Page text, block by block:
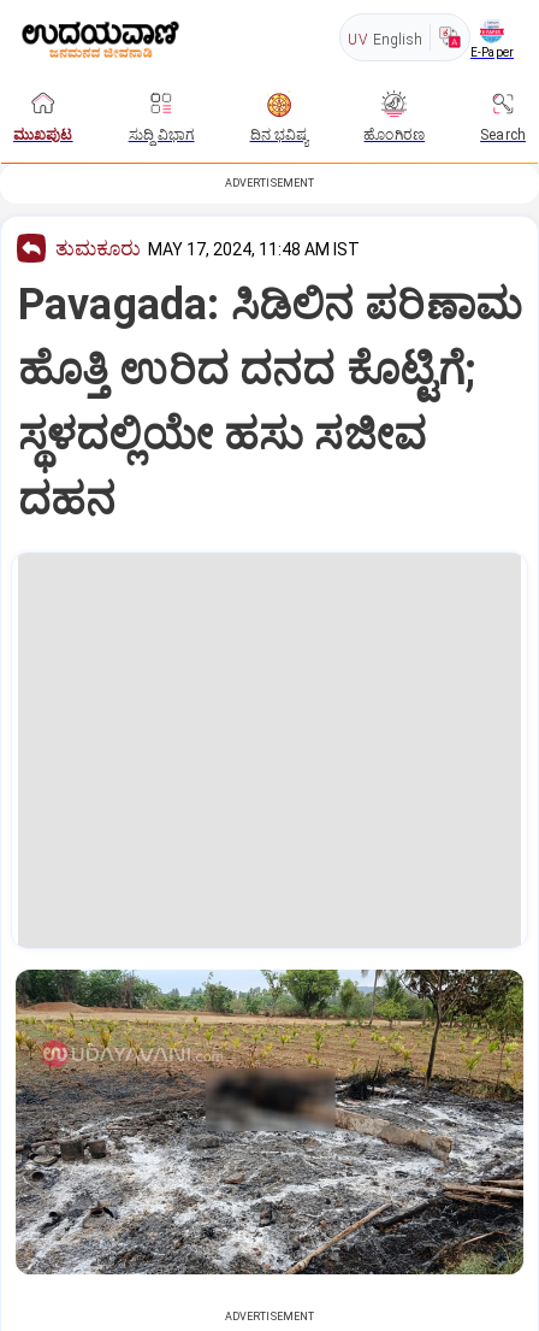
UV English
E-Paper
ಮುಖಪುಟ ಸುದ್ದಿ ವಿಭಾಗ ದಿನ ಭವಿಷ್ಯ ಹೊಂಗಿರಣ Search
ADVERTISEMENT
ತುಮಕೂರು MAY 17, 2024, 11:48 AM IST
Pavagada: ಸಿಡಿಲಿನ ಪರಿಣಾಮ
ಹೊತ್ತಿ ಉರಿದ ದನದ ಕೊಟ್ಟಿಗೆ;
ಸ್ಥಳದಲ್ಲಿಯೇ ಹಸು ಸಜೀವ
ದಹನ
ADVERTISEMENT